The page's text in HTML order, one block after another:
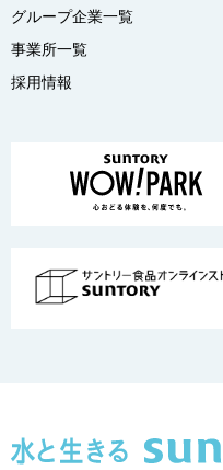
グループ企業一覧
事業所一覧
採用情報